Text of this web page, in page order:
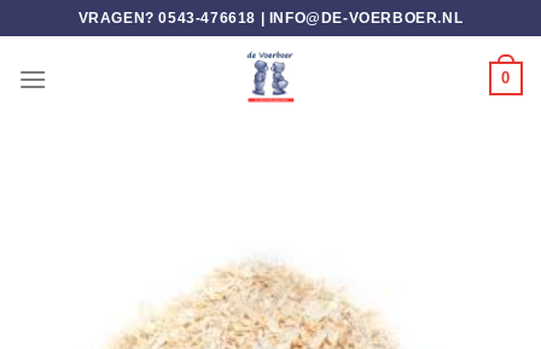
inhoud
VRAGEN? 0543-476618 | INFO@DE-VOERBOER.NL
0